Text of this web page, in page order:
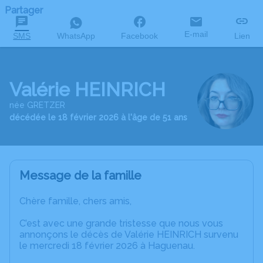
Partager
SMS WhatsApp Facebook E-mail Lien
Valérie HEINRICH
née GRETZER
décédée le 18 février 2026 à l'âge de 51 ans
Message de la famille
Chère famille, chers amis,
C’est avec une grande tristesse que nous vous
annonçons le décès de Valérie HEINRICH survenu
le mercredi 18 février 2026 à Haguenau.